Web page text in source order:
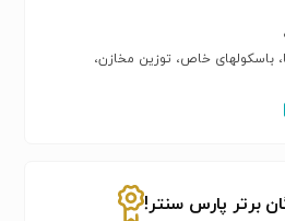
سیستمهای توزین ، پرکن ها، باسکولهای خاص، توزین مخازن،
برتر پارس سنتر!